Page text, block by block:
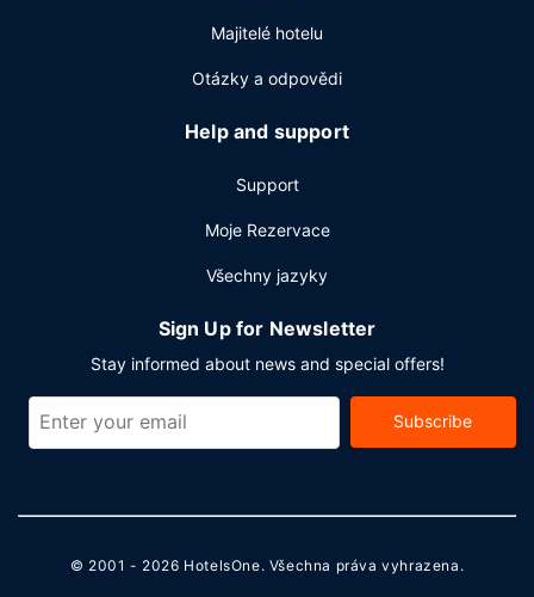
Majitelé hotelu
Otázky a odpovědi
Help and support
Support
Moje Rezervace
Všechny jazyky
Sign Up for Newsletter
Stay informed about news and special offers!
Subscribe
© 2001 - 2026 HotelsOne. Všechna práva vyhrazena.